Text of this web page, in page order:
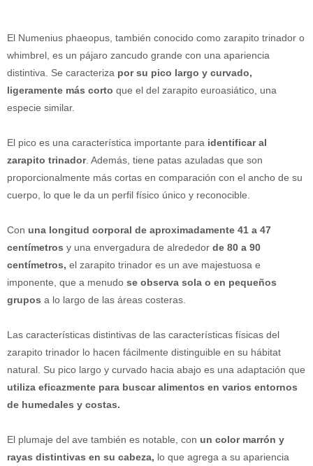
El Numenius phaeopus, también conocido como zarapito trinador o
whimbrel, es un pájaro zancudo grande con una apariencia
distintiva. Se caracteriza por su pico largo y curvado,
ligeramente más corto que el del zarapito euroasiático, una
especie similar.
El pico es una característica importante para identificar al
zarapito trinador. Además, tiene patas azuladas que son
proporcionalmente más cortas en comparación con el ancho de su
cuerpo, lo que le da un perfil físico único y reconocible.
Con una longitud corporal de aproximadamente 41 a 47
centímetros y una envergadura de alrededor de 80 a 90
centímetros, el zarapito trinador es un ave majestuosa e
imponente, que a menudo se observa sola o en pequeños
grupos a lo largo de las áreas costeras.
Las características distintivas de las características físicas del
zarapito trinador lo hacen fácilmente distinguible en su hábitat
natural. Su pico largo y curvado hacia abajo es una adaptación que
utiliza eficazmente para buscar alimentos en varios entornos
de humedales y costas.
El plumaje del ave también es notable, con un color marrón y
rayas distintivas en su cabeza, lo que agrega a su apariencia